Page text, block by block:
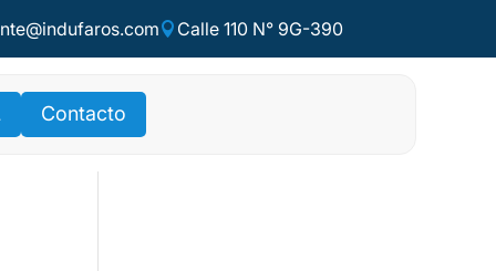
 Calle 110 N° 9G-390
Contacto